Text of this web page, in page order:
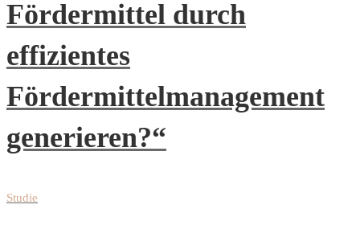
Fördermittel durch
effizientes
Fördermittelmanagement
generieren?“
Studie